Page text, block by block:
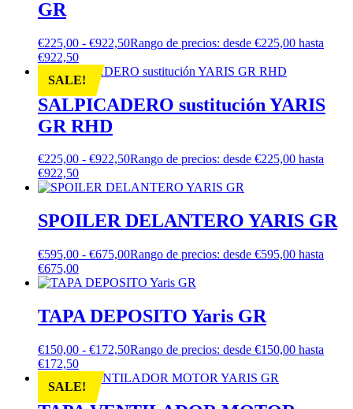
GR
€225,00 - €922,50Rango de precios: desde €225,00 hasta
€922,50
SALE!
SALPICADERO sustitución YARIS
GR RHD
€225,00 - €922,50Rango de precios: desde €225,00 hasta
€922,50
SPOILER DELANTERO YARIS GR
€595,00 - €675,00Rango de precios: desde €595,00 hasta
€675,00
TAPA DEPOSITO Yaris GR
€150,00 - €172,50Rango de precios: desde €150,00 hasta
€172,50
SALE!